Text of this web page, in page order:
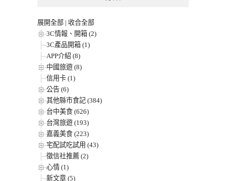
展開全部 | 收合全部
3C情報、開箱 (2)
3C產品開箱 (1)
APP介紹 (8)
中國旅遊 (8)
信用卡 (1)
公告 (6)
其他縣市食記 (384)
台中美食 (626)
台灣旅遊 (193)
嘉義美食 (223)
宅配試吃試用 (43)
徵信社推薦 (2)
心情 (1)
新文章 (5)